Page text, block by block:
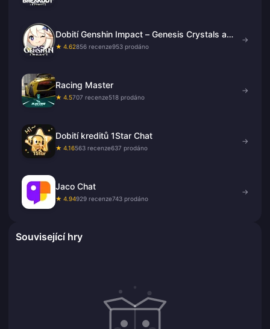
Dobití Genshin Impact – Genesis Crystals a
Welkin Moon
★ 4.62856 recenze953 prodáno
→
Racing Master
★ 4.5707 recenze518 prodáno
→
Dobití kreditů 1Star Chat
★ 4.16563 recenze637 prodáno
→
Jaco Chat
★ 4.94929 recenze743 prodáno
→
Související hry